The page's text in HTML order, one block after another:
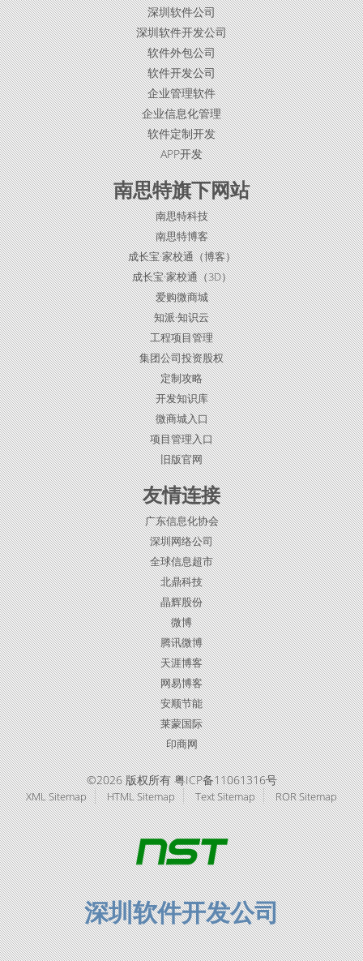
深圳软件公司
深圳软件开发公司
软件外包公司
软件开发公司
企业管理软件
企业信息化管理
软件定制开发
APP开发
南思特旗下网站
南思特科技
南思特博客
成长宝·家校通（博客）
成长宝·家校通（3D）
爱购微商城
知派·知识云
工程项目管理
集团公司投资股权
定制攻略
开发知识库
微商城入口
项目管理入口
旧版官网
友情连接
广东信息化协会
深圳网络公司
全球信息超市
北鼎科技
晶辉股份
微博
腾讯微博
天涯博客
网易博客
安顺节能
莱蒙国际
印商网
©2026 版权所有 粤ICP备11061316号
XML Sitemap HTML Sitemap Text Sitemap ROR Sitemap
深圳软件开发公司